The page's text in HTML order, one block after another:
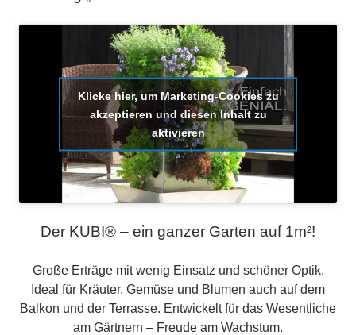
Klicke hier, um Marketing-Cookies zu
akzeptieren und diesen Inhalt zu
aktivieren
Der KUBI® – ein ganzer Garten auf 1m²!
Große Erträge mit wenig Einsatz und schöner Optik.
Ideal für Kräuter, Gemüse und Blumen auch auf dem
Balkon und der Terrasse. Entwickelt für das Wesentliche
am Gärtnern – Freude am Wachstum.